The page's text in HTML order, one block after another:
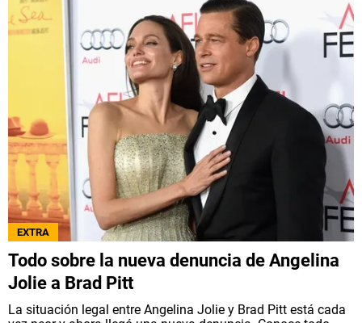
EXTRA
Todo sobre la nueva denuncia de Angelina
Jolie a Brad Pitt
La situación legal entre Angelina Jolie y Brad Pitt está cada